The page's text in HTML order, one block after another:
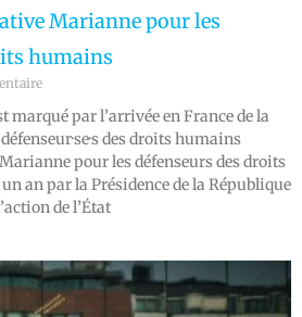
Marianne pour les
humains
marqué par l’arrivée en France de la
des droits humains
Marianne pour les défenseurs des droits
an par la Présidence de la République
de l’État